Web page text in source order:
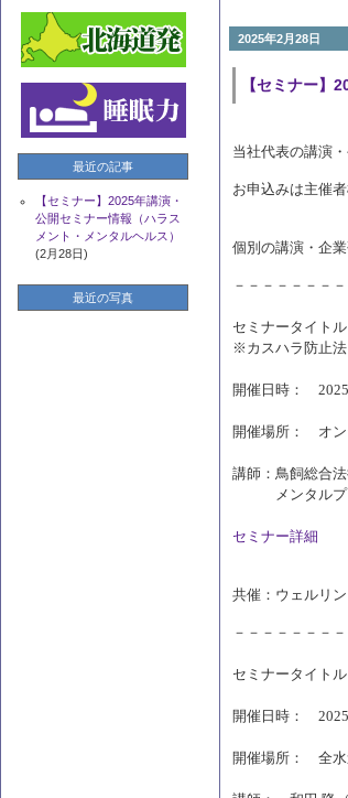
2025年2月28日
【セミナー】
当社代表の講演
お申込
個別の講演・企
－－－－－－－
セミナータイト
※カスハラ防止法
開催日時：
開催場所： オン
講師：鳥飼総合
メンタルプ
セミナー詳細
共催：ウェルリ
－－－－－－－
セミナータイト
開催日時： 2025
開催場所： 全水
最近の記事
【セミナー】2025年講演・
公開セミナー情報（ハラス
メント・メンタルヘルス）
(2月28日)
最近の写真